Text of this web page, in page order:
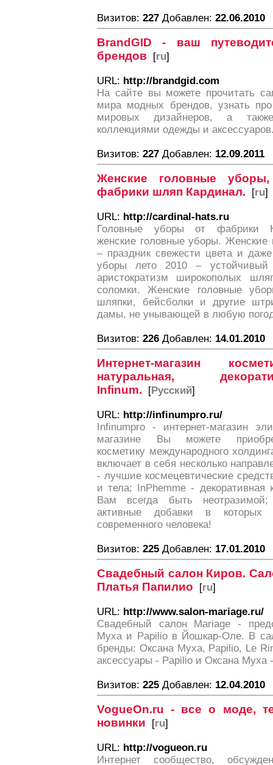
Визитов: 227 Добавлен: 22.06.2010
BrandGID - ваш
брендов [ru]
URL: http://brandgid.com
На сайте вы можете прочитать
мира модных брендов, узнать
мировых дизайнеров, а
коллекциями одежды и
Визитов: 227 Добавлен: 12.09.2011
Женские головные
фабрики шляп Кардинал. [ru]
URL: http://cardinal-hats.ru
Головные уборы от фабрики
женские головные уборы. Женские
– праздник свежести цвета и
уборы лето 2010 – устойчивый
аристократизм широкополых
соломки. Женские головные
шляпки, бейсболки и другие
дамы, не унывающей в любую
Визитов: 226 Добавлен: 14.01.2010
Интернет-магазин
натуральная,
Infinum. [Русский]
URL: http://infinumpro.ru/
Infinumpro - интернет-магазин
магазине Вы можете
косметику международного
включает в себя несколько
- лучшие космецевтические
и тела; InPhemme - декоративная
Вам всегда быть
активные добавки в которых
современного человека!
Визитов: 225 Добавлен: 17.01.2010
Свадебный салон Киров.
Платья Папилио [ru]
URL: http://www.salon-mariage.ru/
Свадебный салон Mariage -
Муха и Papilio в Йошкар-Оле. В
бренды: Оксана Муха, Papilio, Le
аксессуары - Papilio и Оксана Муха
Визитов: 225 Добавлен: 12.04.2010
VogueOn.ru - все о моде,
новинки [ru]
URL: http://vogueon.ru
Интернет сообщество,